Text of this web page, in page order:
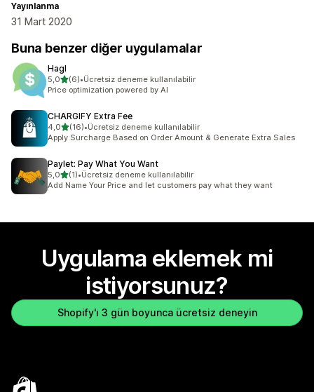
Yayınlanma
31 Mart 2020
Buna benzer diğer uygulamalar
Hagl
5,05 yıldız üzerinden
(6)
toplam 6 değerlendirme
•Ücretsiz deneme kullanılabilir
Price optimization powered by AI
CHARGIFY Extra Fee
4,05 yıldız üzerinden
(16)
toplam 16 değerlendirme
•Ücretsiz deneme kullanılabilir
Apply Surcharge Based on Order Amount & Generate Extra Sales
Paylet: Pay What You Want
5,05 yıldız üzerinden
(1)
toplam 1 değerlendirme
•Ücretsiz deneme kullanılabilir
Add Name Your Price and let customers pay what they want
Uygulama eklemek mi
istiyorsunuz?
Shopify'ı 3 gün boyunca ücretsiz deneyin